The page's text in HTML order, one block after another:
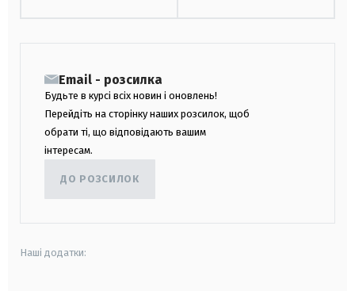
Email - розсилка
Будьте в курсі всіх новин і оновлень!
Перейдіть на сторінку наших розсилок, щоб
обрати ті, що відповідають вашим
інтересам.
ДО РОЗСИЛОК
Наші додатки: